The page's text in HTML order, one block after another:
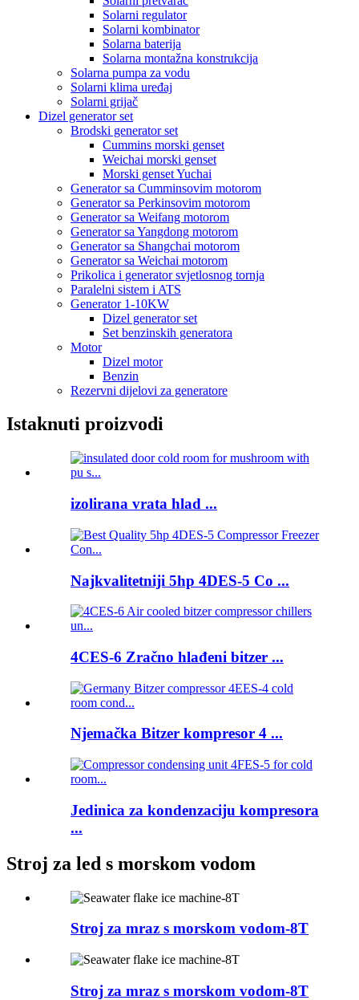
Solarni regulator
Solarni kombinator
Solarna baterija
Solarna montažna konstrukcija
Solarna pumpa za vodu
Solarni klima uređaj
Solarni grijač
Dizel generator set
Brodski generator set
Cummins morski genset
Weichai morski genset
Morski genset Yuchai
Generator sa Cumminsovim motorom
Generator sa Perkinsovim motorom
Generator sa Weifang motorom
Generator sa Yangdong motorom
Generator sa Shangchai motorom
Generator sa Weichai motorom
Prikolica i generator svjetlosnog tornja
Paralelni sistem i ATS
Generator 1-10KW
Dizel generator set
Set benzinskih generatora
Motor
Dizel motor
Benzin
Rezervni dijelovi za generatore
Istaknuti proizvodi
izolirana vrata hlad ...
Najkvalitetniji 5hp 4DES-5 Co ...
4CES-6 Zračno hlađeni bitzer ...
Njemačka Bitzer kompresor 4 ...
Jedinica za kondenzaciju kompresora
...
Stroj za led s morskom vodom
Stroj za mraz s morskom vodom-8T
Stroj za mraz s morskom vodom-8T